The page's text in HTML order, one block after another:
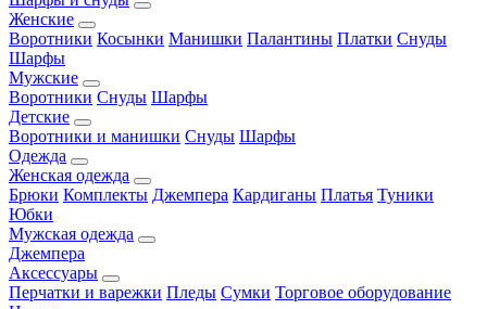
Женские
Воротники Косынки Манишки Палантины Платки Снуды
Шарфы
Мужские
Воротники Снуды Шарфы
Детские
Воротники и манишки Снуды Шарфы
Одежда
Женская одежда
Брюки Комплекты Джемпера Кардиганы Платья Туники
Юбки
Мужская одежда
Джемпера
Аксессуары
Перчатки и варежки Пледы Сумки Торговое оборудование